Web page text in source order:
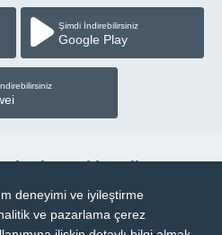
Şimdi İndirebilirsiniz
Google Play
Takip Edin
deneyimi ve iyileştirme
ve pazarlama çerez